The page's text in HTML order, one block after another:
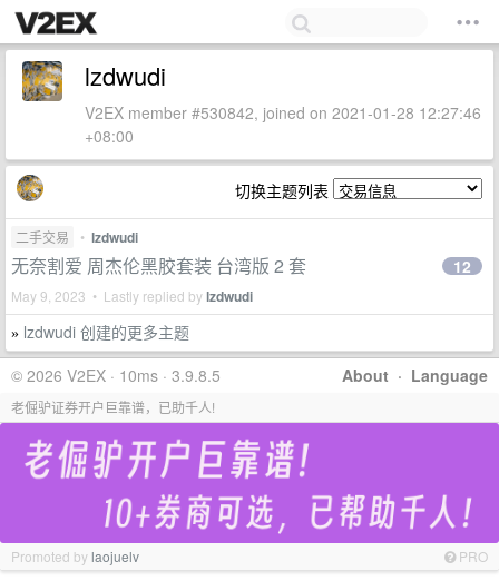
lzdwudi
V2EX member #530842, joined on 2021-01-28 12:27:46
+08:00
切换主题列表
二手交易 • lzdwudi
无奈割爱 周杰伦黑胶套装 台湾版 2 套
May 9, 2023 • Lastly replied bylzdwudi
12
» lzdwudi 创建的更多主题
About · Language
© 2026 V2EX · 10ms · 3.9.8.5
老倔驴证券开户巨靠谱，已助千人!
Promoted bylaojuelv PRO